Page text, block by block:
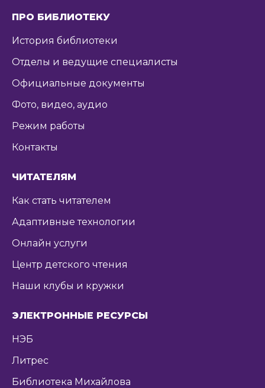
ПРО БИБЛИОТЕКУ
История библиотеки
Отделы и ведущие специалисты
Официальные документы
Фото, видео, аудио
Режим работы
Контакты
ЧИТАТЕЛЯМ
Как стать читателем
Адаптивные технологии
Онлайн услуги
Центр детского чтения
Наши клубы и кружки
ЭЛЕКТРОННЫЕ РЕСУРСЫ
НЭБ
Литрес
Библиотека Михайлова